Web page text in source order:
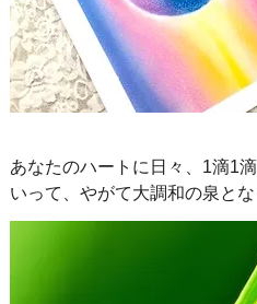
あなたのハートに日々、1滴1
いって、やがて大調和の泉と